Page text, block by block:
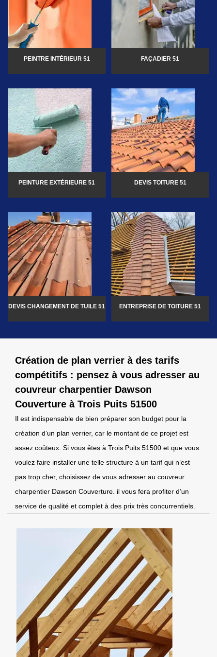
PEINTRE INTÉRIEUR 51 FAÇADIER 51
PEINTURE EXTÉRIEURE 51 DEVIS TOITURE 51
DEVIS CHANGEMENT DE TUILE 51 ENTREPRISE DE TOITURE 51
Création de plan verrier à des tarifs
compétitifs : pensez à vous adresser au
couvreur charpentier Dawson
Couverture à Trois Puits 51500
Il est indispensable de bien préparer son budget pour la
création d’un plan verrier, car le montant de ce projet est
assez coûteux. Si vous êtes à Trois Puits 51500 et que vous
voulez faire installer une telle structure à un tarif qui n’est
pas trop cher, choisissez de vous adresser au couvreur
charpentier Dawson Couverture. il vous fera profiter d’un
service de qualité et complet à des prix très concurrentiels.